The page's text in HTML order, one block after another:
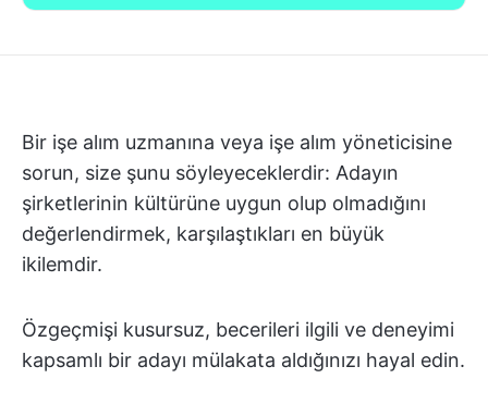
Bir işe alım uzmanına veya işe alım yöneticisine
sorun, size şunu söyleyeceklerdir: Adayın
şirketlerinin kültürüne uygun olup olmadığını
değerlendirmek, karşılaştıkları en büyük
ikilemdir.
Özgeçmişi kusursuz, becerileri ilgili ve deneyimi
kapsamlı bir adayı mülakata aldığınızı hayal edin.